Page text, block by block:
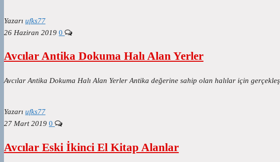
Yazarı ufks77
26 Haziran 2019 0
Avcılar Antika Dokuma Halı Alan Yerler
Avcılar Antika Dokuma Halı Alan Yerler Antika değerine sahip olan halılar için
Yazarı ufks77
27 Mart 2019 0
Avcılar Eski İkinci El Kitap Alanlar